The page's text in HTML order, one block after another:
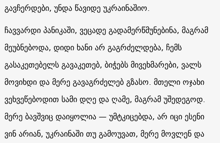
გავჩერდები, უნდა წავიდე უკრაინაშიო.
ჩავვარდი პანიკაში, ვეცადე გადამერწმუნებინა, მაგრამ
მეუბნებოდა, დიდი ხანი არ გაგრძელდება, ჩემს
გასაკეთებელს გავაკეთებ, ბიჭებს მივეხმარები, ვალს
მოვიხდი და მერე გავაგრძელებ გზასო. მთელი ოჯახი
ვეხვეწებოდით სამი დღე და ღამე, მაგრამ უშედეგოდ.
მერე ბავშვიც დაიყოლია — უმტკიცებდა, არ იცი ესენი
ვინ არიან, უკრაინაში თუ გამოუვათ, მერე მოვლენ და